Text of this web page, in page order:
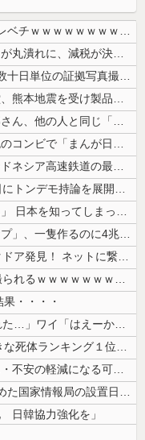
【画像】 北海道の1500万の中古物件、レベチｗｗｗｗｗｗｗｗｗｗｗｗ...
消費税減税に反対していた財務省の面目が丸潰れに、減税が決まった途端に市...
体調不良で休んでパチ●コ通ってたら、数十日単位の証拠写真撮られて会社ク...
【速報】子どもたちのヒーロー・任天堂、熊本地震を受け製品修理は無償対応...
【悲報】ワンピース原作者・尾田栄一郎さん、他の人と同じ「漫画家」という...
【衝撃】藤原紀香＆ののかちゃん、異色のコンビで「まんが日本昔ばなし」を...
「安物買いの銭失いだったねぇ」とインドネシア高速鉄道の最終処分に日本側...
【悲報】玉川徹さん、8月6日の原爆の日にトンデモ持論を展開し物議… →...
海外「日本なんて行くんじゃなかった…」 日本を知ってしまったディズニー...
【悲報】トランプ肝入りの「戦艦トランプ」、一隻作るのに4兆円かかる模様...
【衝撃】中国製ルーター20機種にバックドア発見！ ネットに繋ぐだけで3...
【画像】24歳の人妻さん、露天風呂で撮られるｗｗｗｗｗｗｗｗｗｗｗｗ...
・・・・
積水ハウス「地面師に55億円騙し取られた…」ワイ「はえーかわいそう…会...
【画像】 『金田一少年の事件簿』で好きな死体ランキング１位がこちら！
【朗報】かわいい動物の動画がストレス・不安の軽減になる可能性。英大学の...
（ ´_ゝ`）中国「高市政権が法制化を進めた国家情報局の設置日が7月3...
日韓協力強化を」